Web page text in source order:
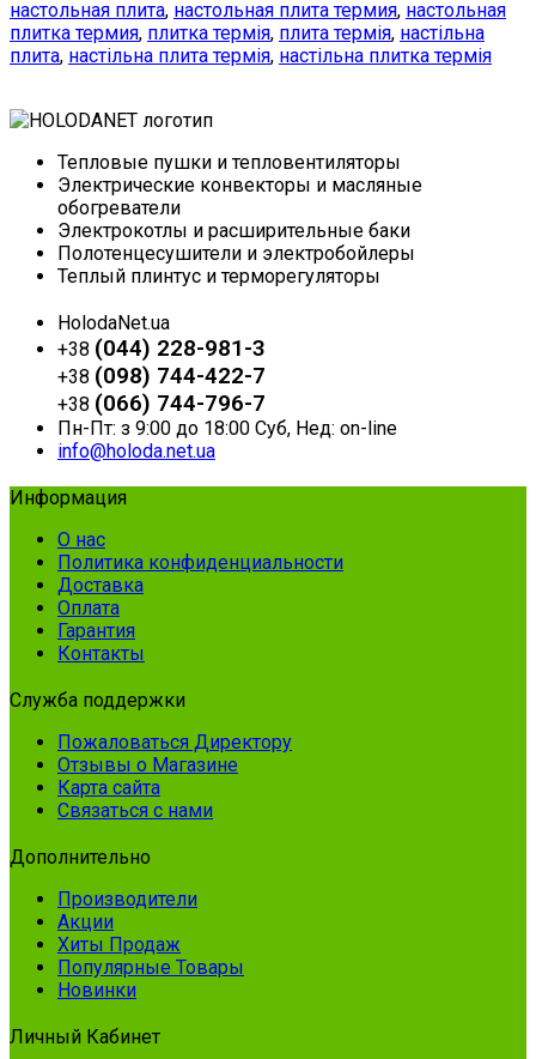
настольная плита, настольная плита термия, настольная
плитка термия, плитка термія, плита термія, настільна
плита, настільна плита термія, настільна плитка термія
Тепловые пушки и тепловентиляторы
Электрические конвекторы и масляные
обогреватели
Электрокотлы и расширительные баки
Полотенцесушители и электробойлеры
Теплый плинтус и терморегуляторы
HolodaNet.ua
+38 (044) 228-981-3
+38 (098) 744-422-7
+38 (066) 744-796-7
Пн-Пт: з 9:00 до 18:00 Суб, Нед: on-line
info@holoda.net.ua
Информация
О нас
Политика конфиденциальности
Доставка
Оплата
Гарантия
Контакты
Служба поддержки
Пожаловаться Директору
Отзывы о Магазине
Карта сайта
Связаться с нами
Дополнительно
Производители
Акции
Хиты Продаж
Популярные Товары
Новинки
Личный Кабинет